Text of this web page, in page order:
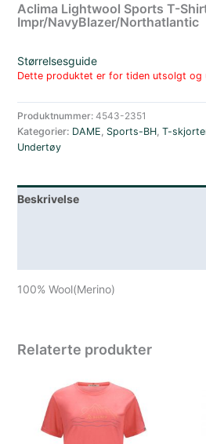
Aclima Lightwool Sports T-
Impr/NavyBlazer/Northatlantic
Størrelsesguide
Dette produktet er for tiden utsolgt og
Produktnummer:4543-2351
Kategorier: DAME Sports-BH ,T-
Undertøy
Beskrivelse
100% Wool(Merino)
Relaterte produkter